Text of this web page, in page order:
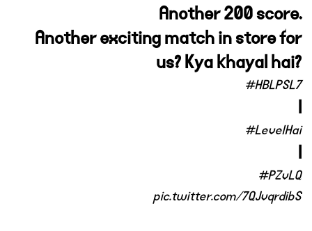
Another 200 score.
Another exciting match in store for
us? Kya khayal hai?
#HBLPSL7
l
#LevelHai
l
#PZvLQ
pic.twitter.com/7QJvqrdibS